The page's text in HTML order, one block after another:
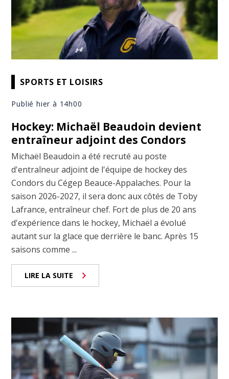
SPORTS ET LOISIRS
Publié hier à 14h00
Hockey: Michaël Beaudoin devient
entraîneur adjoint des Condors
Michaël Beaudoin a été recruté au poste
d'entraîneur adjoint de l'équipe de hockey des
Condors du Cégep Beauce-Appalaches. Pour la
saison 2026-2027, il sera donc aux côtés de Toby
Lafrance, entraîneur chef. Fort de plus de 20 ans
d'expérience dans le hockey, Michaël a évolué
autant sur la glace que derrière le banc. Après 15
saisons comme ...
LIRE LA SUITE